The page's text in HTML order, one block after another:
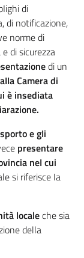
di
di notificazione,
norme di
di sicurezza
di un
aIIa Camera di
è insediata
e gIi
presentare
neI cui
si riferisce Ia
localeche sia
della